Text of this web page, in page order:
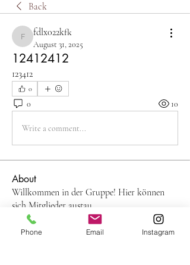
Back
fdlx022kfk
fdlx022kfk
August 31, 2025
12412412
123412
0
0 10
Write a comment...
About
Willkommen in der Gruppe! Hier können
sich Mitglieder austau
Read more
Phone Email Instagram